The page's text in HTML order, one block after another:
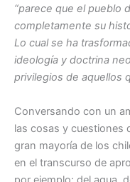
e
b
o
o
k
s
A
p
p
“parece que el pueblo
completamente su
Lo cual se ha
ideología y doctrina
privilegios de aquellos
Conversando con un
las cosas y cuestiones
gran mayoría de los
en el transcurso de